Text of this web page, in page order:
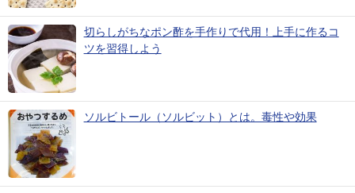
切らしがちなポン酢を手作りで代用！上手に作るコ
ツを習得しよう
ソルビトール（ソルビット）とは。毒性や効果